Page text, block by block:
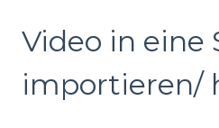
Video in eine
importieren/